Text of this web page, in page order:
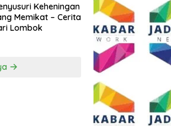
Keheningan
Memikat – Cerita
Lombok